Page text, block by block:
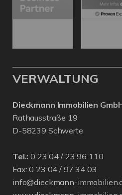
VERWALTUNG
Dieckmann Immobilien
Rathausstraße 19
D-58239 Schwerte
Tel.: 0 23 04 / 23 96 110
Fax: 0 23 04 / 97 34 03
info@dieckmann-